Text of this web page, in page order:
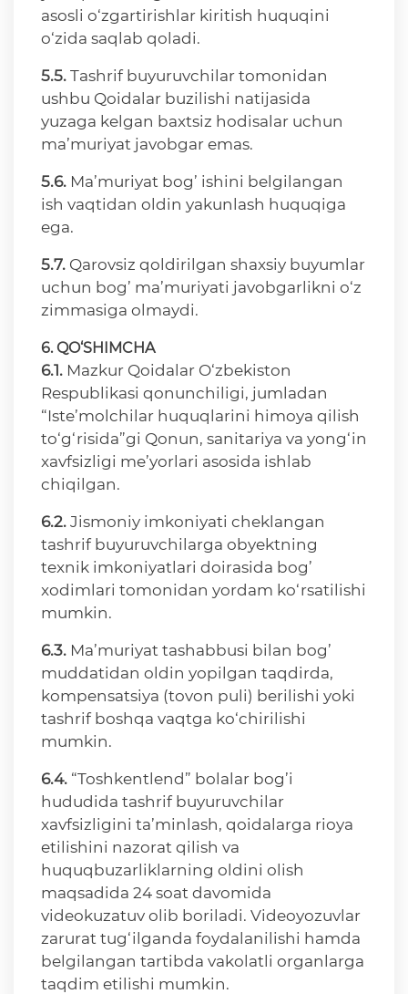
asosli o‘zgartirishlar kiritish huquqini
o‘zida saqlab qoladi.
5.5. Tashrif buyuruvchilar tomonidan
ushbu Qoidalar buzilishi natijasida
yuzaga kelgan baxtsiz hodisalar uchun
ma’muriyat javobgar emas.
5.6. Ma’muriyat bog’ ishini belgilangan
ish vaqtidan oldin yakunlash huquqiga
ega.
5.7. Qarovsiz qoldirilgan shaxsiy buyumlar
uchun bog’ ma’muriyati javobgarlikni o‘z
zimmasiga olmaydi.
6. QO‘SHIMCHA
6.1. Mazkur Qoidalar O‘zbekiston
Respublikasi qonunchiligi, jumladan
“Iste’molchilar huquqlarini himoya qilish
to‘g‘risida”gi Qonun, sanitariya va yong‘in
xavfsizligi me’yorlari asosida ishlab
chiqilgan.
6.2. Jismoniy imkoniyati cheklangan
tashrif buyuruvchilarga obyektning
texnik imkoniyatlari doirasida bog’
xodimlari tomonidan yordam ko‘rsatilishi
mumkin.
6.3. Ma’muriyat tashabbusi bilan bog’
muddatidan oldin yopilgan taqdirda,
kompensatsiya (tovon puli) berilishi yoki
tashrif boshqa vaqtga ko‘chirilishi
mumkin.
6.4. “Toshkentlend” bolalar bog’i
hududida tashrif buyuruvchilar
xavfsizligini ta’minlash, qoidalarga rioya
etilishini nazorat qilish va
huquqbuzarliklarning oldini olish
maqsadida 24 soat davomida
videokuzatuv olib boriladi. Videoyozuvlar
zarurat tug‘ilganda foydalanilishi hamda
belgilangan tartibda vakolatli organlarga
taqdim etilishi mumkin.